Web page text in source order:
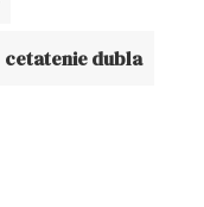
cetatenie dubla